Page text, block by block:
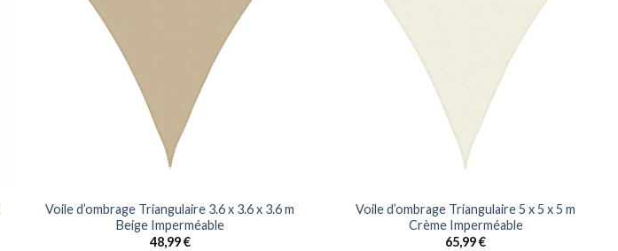
Voile d’ombrage Triangulaire 3.6 x 3.6 x 3.6 m
Beige Imperméable
48,99€
Voile d’ombrage Triangulaire 5 x 5 x 5 m
Crème Imperméable
65,99€